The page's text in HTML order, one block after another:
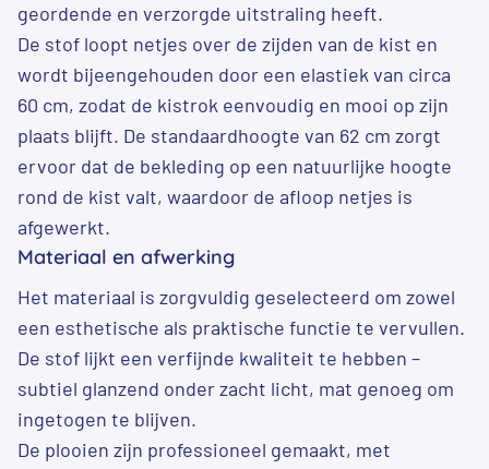
geordende en verzorgde uitstraling heeft.
De stof loopt netjes over de zijden van de kist en
wordt bijeengehouden door een elastiek van circa
60 cm, zodat de kistrok eenvoudig en mooi op zijn
plaats blijft. De standaardhoogte van 62 cm zorgt
ervoor dat de bekleding op een natuurlijke hoogte
rond de kist valt, waardoor de afloop netjes is
afgewerkt.
Materiaal en afwerking
Het materiaal is zorgvuldig geselecteerd om zowel
een esthetische als praktische functie te vervullen.
De stof lijkt een verfijnde kwaliteit te hebben –
subtiel glanzend onder zacht licht, mat genoeg om
ingetogen te blijven.
De plooien zijn professioneel gemaakt, met